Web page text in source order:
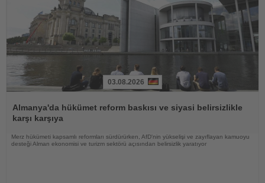
Oku
03.08.2026
Almanya'da hükümet reform baskısı ve siyasi belirsizlikle
karşı karşıya
Merz hükümeti kapsamlı reformları sürdürürken, AfD'nin yükselişi ve zayıflayan kamuoyu
desteği Alman ekonomisi ve turizm sektörü açısından belirsizlik yaratıyor